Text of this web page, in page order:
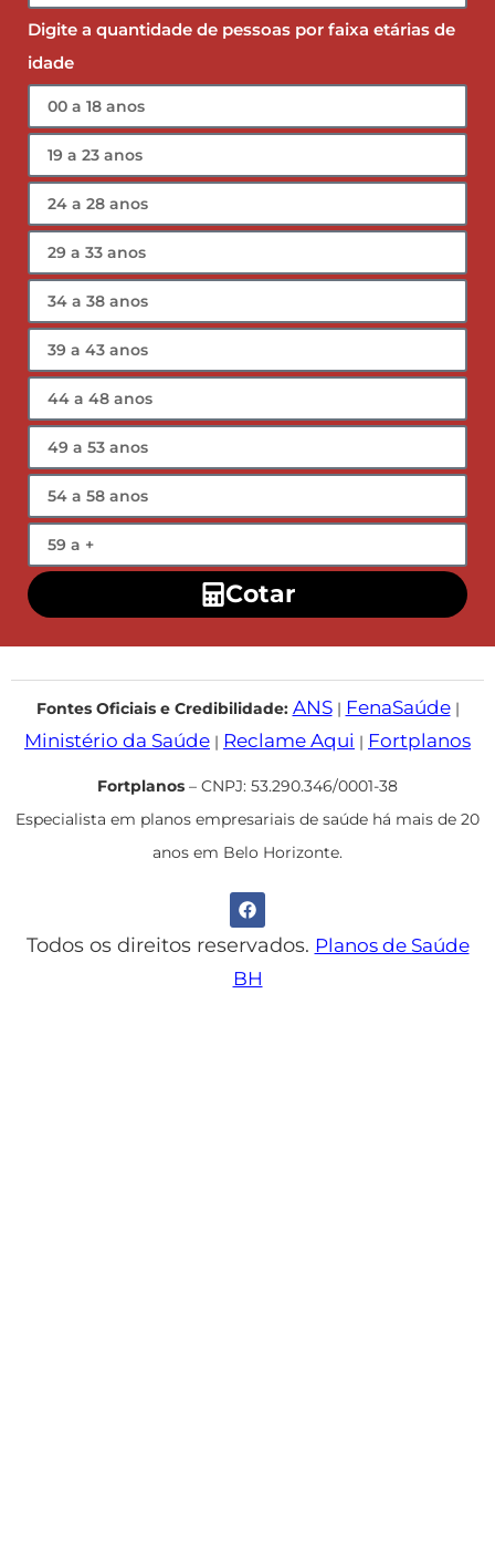
Digite a quantidade de pessoas por faixa etárias de
idade
Cotar
Fontes Oficiais e Credibilidade: ANS| FenaSaúde|
Ministério da Saúde | Reclame Aqui | Fortplanos
Fortplanos – CNPJ: 53.290.346/0001-38
Especialista em planos empresariais de saúde há mais de 20
anos em Belo Horizonte.
Todos os direitos reservados. Planos de Saúde
BH